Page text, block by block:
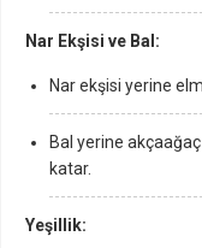
Nar Ekşisi ve Bal:
Nar ekşisi yerine
Bal yerine
katar.
Yeşillik: